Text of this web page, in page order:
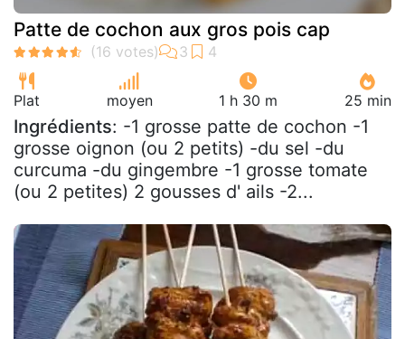
Patte de cochon aux gros pois cap
Plat moyen 1 h 30 m 25 min
Ingrédients: -1 grosse patte de cochon -1
grosse oignon (ou 2 petits) -du sel -du
curcuma -du gingembre -1 grosse tomate
(ou 2 petites) 2 gousses d' ails -2...